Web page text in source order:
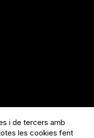
i de tercers amb
les cookies fent